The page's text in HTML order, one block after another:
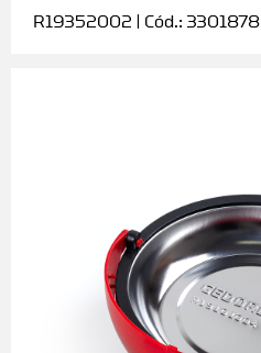
R19352002 | Cód.: 3301878